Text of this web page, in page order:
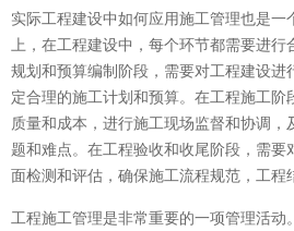
实际工程建设中如何应用施工管理也是
上，在工程建设中，每个环节都需要进行
规划和预算编制阶段，需要对工程建设进
定合理的施工计划和预算。在工程施工阶
质量和成本，进行施工现场监督和协调，
题和难点。在工程验收和收尾阶段，需要
面检测和评估，确保施工流程规范，工程
工程施工管理是非常重要的一项管理活动